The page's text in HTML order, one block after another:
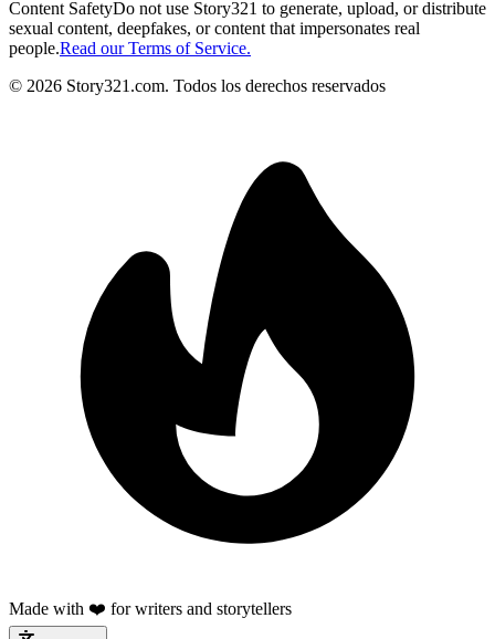
Content SafetyDo not use Story321 to generate, upload, or distribute
sexual content, deepfakes, or content that impersonates real
people.Read our Terms of Service.
© 2026 Story321.com. Todos los derechos reservados
Made with ❤️ for writers and storytellers